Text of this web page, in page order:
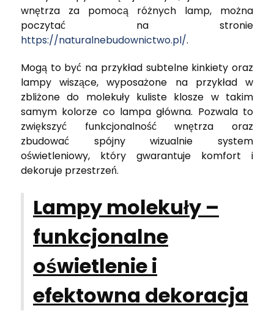
wnętrza za pomocą różnych lamp, można
poczytać na stronie
https://naturalnebudownictwo.pl/.
Mogą to być na przykład subtelne kinkiety oraz
lampy wiszące, wyposażone na przykład w
zbliżone do molekuły kuliste klosze w takim
samym kolorze co lampa główna. Pozwala to
zwiększyć funkcjonalność wnętrza oraz
zbudować spójny wizualnie system
oświetleniowy, który gwarantuje komfort i
dekoruje przestrzeń.
Lampy molekuły –
funkcjonalne
oświetlenie i
efektowna dekoracja